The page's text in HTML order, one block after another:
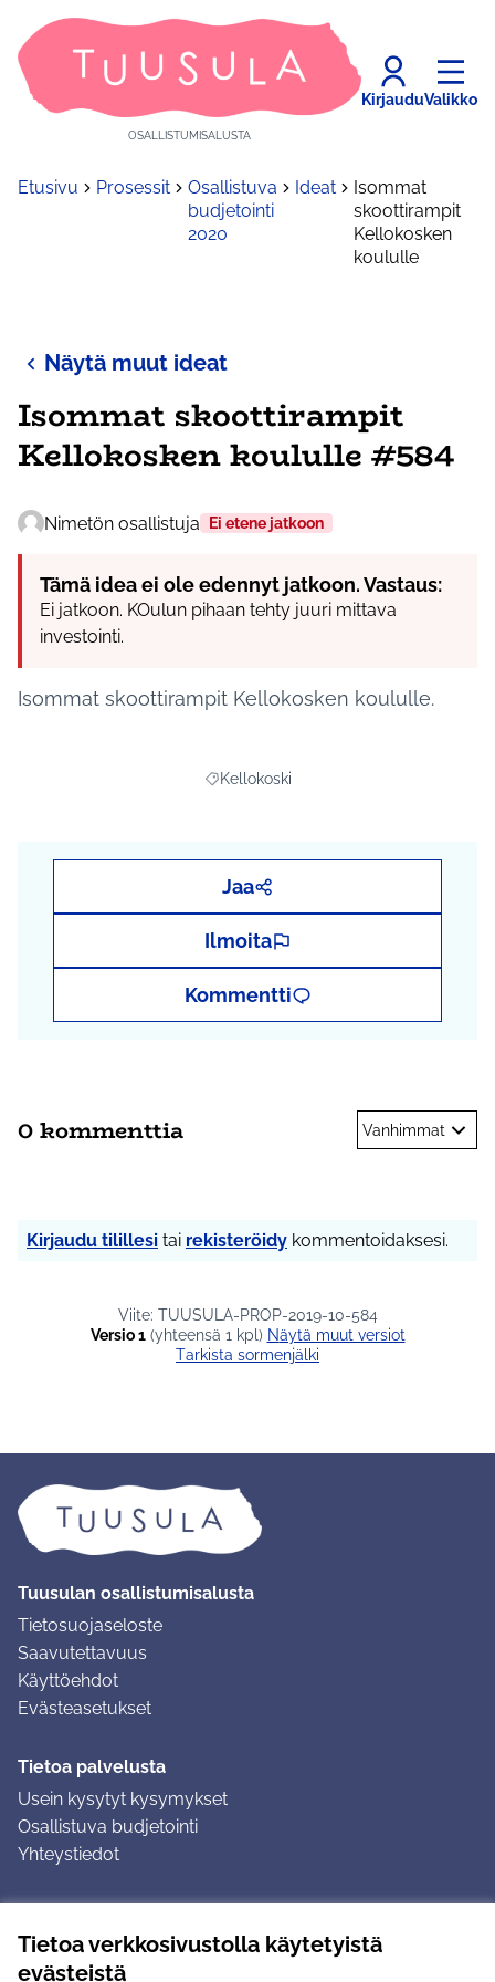
Tietoa verkkosivustolla käytetyistä
evästeistä
OSALLISTUMISALUSTA
KirjauduValikko
Etusivu Prosessit
Osallistuva
budjetointi
2020
Ideat
Isommat
skoottirampit
Kellokosken
koululle
Näytä muut ideat
Isommat skoottirampit
Kellokosken koululle #584
Nimetön osallistuja Ei etene jatkoon
Tämä idea ei ole edennyt jatkoon. Vastaus:
Ei jatkoon. KOulun pihaan tehty juuri mittava
investointi.
Isommat skoottirampit Kellokosken koululle.
Rajaa tulokset aihepiirin mukaan:
Kellokoski
Jaa
Ilmoita
Kommentti
0 kommenttia Vanhimmat
Kirjaudu tilillesi tai rekisteröidy kommentoidaksesi.
Viite: TUUSULA-PROP-2019-10-584
Versio 1(yhteensä 1 kpl)
näytä muut versiot
Tarkista sormenjälki
Tuusulan osallistumisalusta
Tietosuojaseloste
Saavutettavuus
Käyttöehdot
Evästeasetukset
Tietoa palvelusta
Usein kysytyt kysymykset
Osallistuva budjetointi
Yhteystiedot
Ohjeet kirjautumiseen